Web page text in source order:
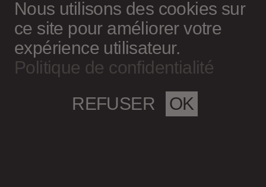
Nous utilisons des cookies sur
ce site pour améliorer votre
expérience utilisateur.
Politique de confidentialité
OK
REFUSER